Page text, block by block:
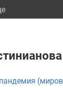
пандемия